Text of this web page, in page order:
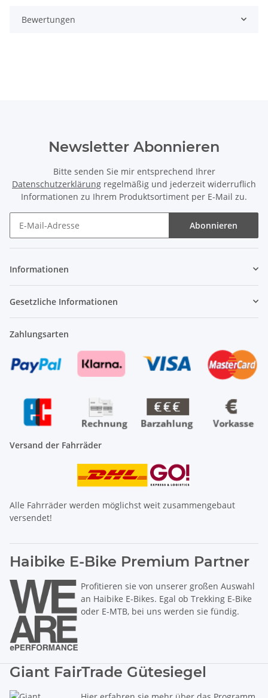
Bewertungen
Newsletter Abonnieren
Bitte senden Sie mir entsprechend Ihrer
Datenschutzerklärung regelmäßig und jederzeit widerruflich
Informationen zu Ihrem Produktsortiment per E-Mail zu.
Abonnieren
Informationen
Gesetzliche Informationen
Zahlungsarten
Versand der Fahrräder
Alle Fahrräder werden möglichst weit zusammengebaut
versendet!
Haibike E-Bike Premium Partner
Profitieren sie von unserer großen Auswahl
an Haibike E-Bikes. Egal ob Trekking E-Bike
oder E-MTB, bei uns werden sie fündig.
Giant FairTrade Gütesiegel